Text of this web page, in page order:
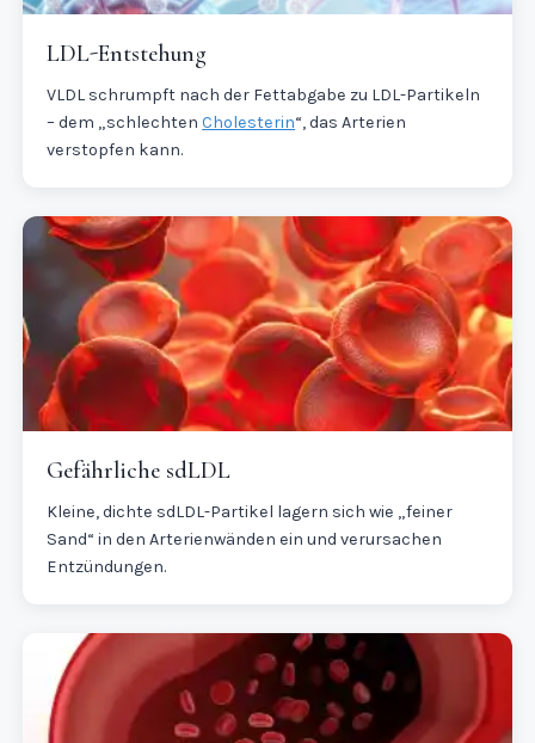
LDL-Entstehung
VLDL schrumpft nach der Fettabgabe zu LDL-Partikeln
– dem „schlechtenCholesterin“, das Arterien
verstopfen kann.
Gefährliche sdLDL
Kleine, dichte sdLDL-Partikel lagern sich wie „feiner
Sand“ in den Arterienwänden ein und verursachen
Entzündungen.